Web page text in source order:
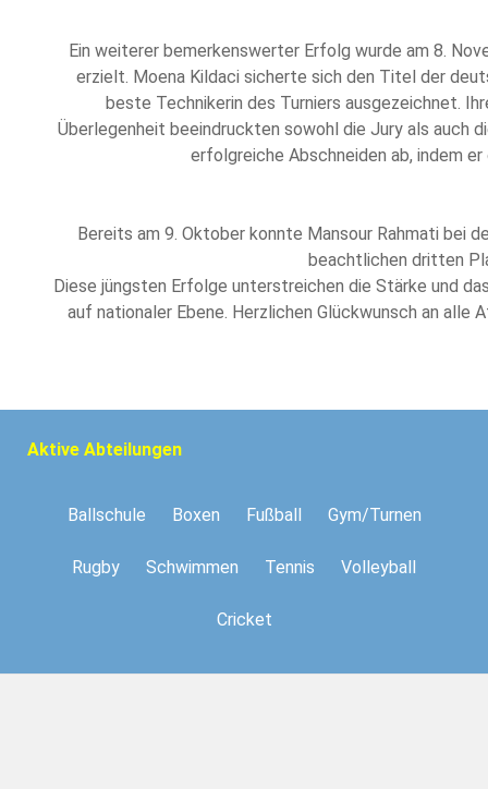
Ein weiterer bemerkenswerter Erfolg wurde am 8.
erzielt. Moena Kildaci sicherte sich den Titel der
beste Technikerin des Turniers ausgezeichnet.
Überlegenheit beeindruckten sowohl die Jury als auch
erfolgreiche Abschneiden ab, indem
Bereits am 9. Oktober konnte Mansour Rahmati bei
beachtlichen dritten
Diese jüngsten Erfolge unterstreichen die Stärke und
auf nationaler Ebene. Herzlichen Glückwunsch an alle
Aktive Abteilungen
Ballschule Boxen Fußball Gym/Turnen
Rugby Schwimmen Tennis Volleyball
Cricket